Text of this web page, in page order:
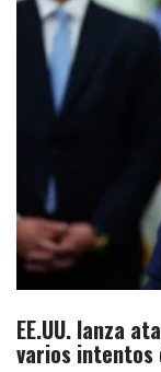
EE.UU. lanza
varios intentos